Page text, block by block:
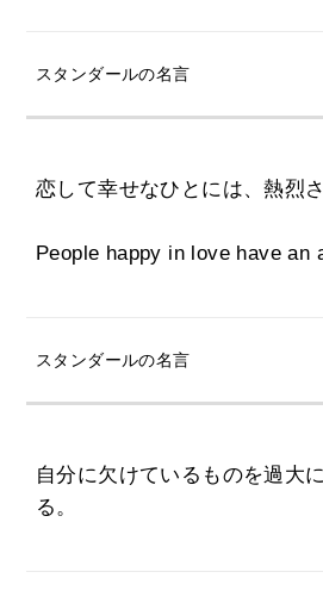
スタンダールの名言
恋して幸せなひとには、熱烈さ
People happy in love have an
スタンダールの名言
自分に欠けているものを過大
る。